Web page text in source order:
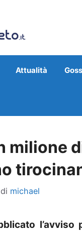
Attualità
milione
di michael